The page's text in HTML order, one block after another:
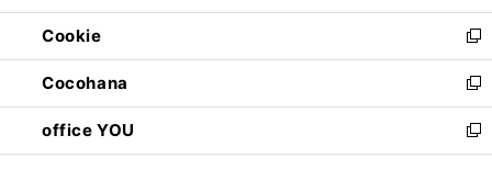
開
く
ウ
で
開
く
ン
ド
ウ
で
開
く
ウ
ィ
ン
ド
ウ
で
開
Cookie
新
し
い
ウ
ィ
ン
Cocohana
新
し
い
ウ
office YOU
新
し